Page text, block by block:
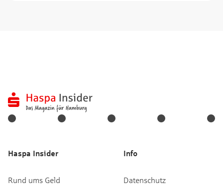
Haspa Insider
Rund ums Geld
Info
Datenschutz